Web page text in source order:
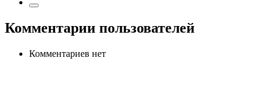
Комментарии пользователей
Комментариев нет